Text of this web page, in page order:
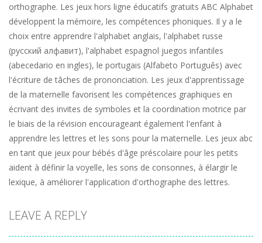
orthographe. Les jeux hors ligne éducatifs gratuits ABC Alphabet
développent la mémoire, les compétences phoniques. Il y a le
choix entre apprendre l'alphabet anglais, l'alphabet russe
(русский алфавит), l'alphabet espagnol juegos infantiles
(abecedario en ingles), le portugais (Alfabeto Português) avec
l'écriture de tâches de prononciation. Les jeux d'apprentissage
de la maternelle favorisent les compétences graphiques en
écrivant des invites de symboles et la coordination motrice par
le biais de la révision encourageant également l'enfant à
apprendre les lettres et les sons pour la maternelle. Les jeux abc
en tant que jeux pour bébés d'âge préscolaire pour les petits
aident à définir la voyelle, les sons de consonnes, à élargir le
lexique, à améliorer l'application d'orthographe des lettres.
LEAVE A REPLY